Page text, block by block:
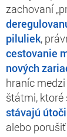
zachovaní
piluliek,
cestovanie
nových
hraníc
štátmi, ktoré
stávajú
alebo